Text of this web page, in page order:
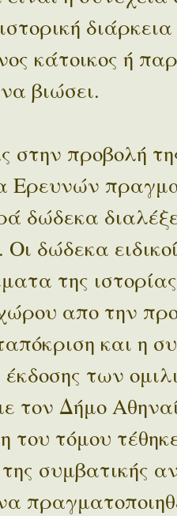
κάτοικος ή
βιώσει.
στην προβολή
Ερευνών
δώδεκα
δώδεκα
της
απο την
και η
έκδοσης των
τον Δήμο
του τόμου
συμβατικής